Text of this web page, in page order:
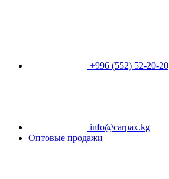
+996 (552) 52-20-20
info@carpax.kg
Оптовые продажи